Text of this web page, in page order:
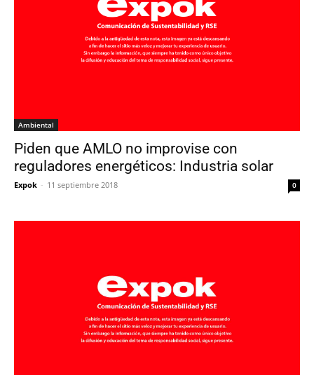
Ambiental
Piden que AMLO no improvise con
reguladores energéticos: Industria solar
Expok - 11 septiembre 2018 0